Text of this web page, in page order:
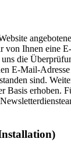
von Ihnen eine
die
E-Mail-
sind.
Basis erhoben.